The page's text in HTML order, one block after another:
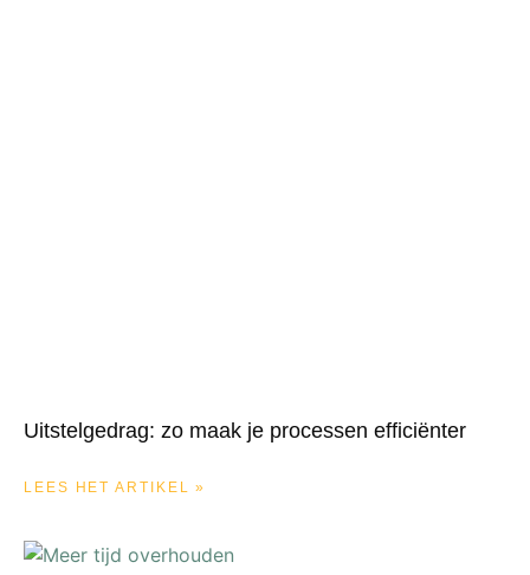
Uitstelgedrag: zo maak je processen efficiënter
LEES HET ARTIKEL »